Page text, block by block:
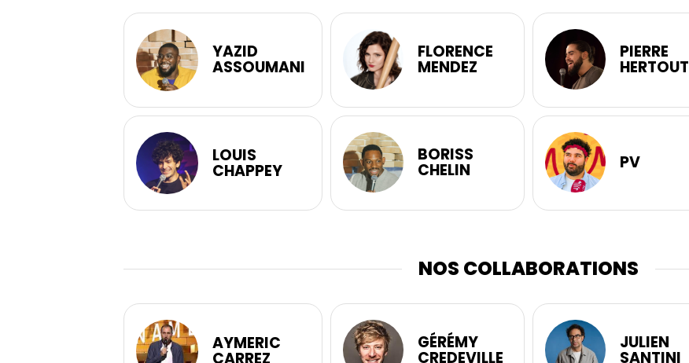
YAZID
ASSOUMANI
FLORENCE
MENDEZ
PIERRE
HERTOUT
LOUIS
CHAPPEY
BORISS
CHELIN PV
NOS COLLABORATIONS
AYMERIC
CARREZ
GÉRÉMY
CREDEVILLE
JULIEN
SANTINI